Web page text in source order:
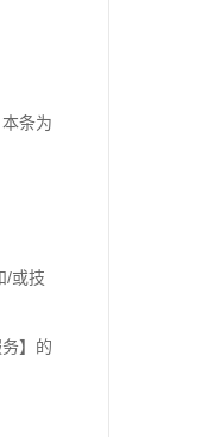
条为
/或技
】的